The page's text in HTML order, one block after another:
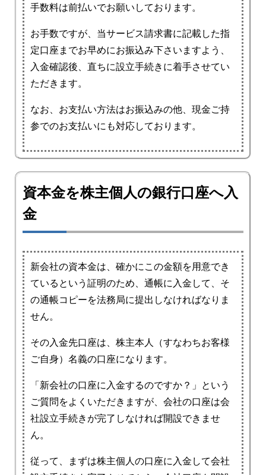
手数料は前払いでお願いしております。
お手数ですが、当サービス請求書に記載した指
定口座までお早めにお振込み下さいますよう、
入金確認後、直ちに設立手続きに着手させてい
ただきます。
なお、お支払い方法はお振込みの他、現金ご持
参でのお支払いにも対応しております。
資本金を株主個人の銀行口座へ入
金
新会社の資本金は、確かにこの金額を用意でき
ているという証明のため、通帳に入金して、そ
の通帳コピーを法務局に提出しなければなりま
せん。
その入金先口座は、株主本人（すなわちお客様
ご自身）名義の口座になります。
「新会社の口座に入金するのですか？」という
ご質問をよくいただきますが、会社の口座は会
社設立手続きが完了しなければ開設できませ
ん。
従って、まずは株主個人の口座に入金して会社